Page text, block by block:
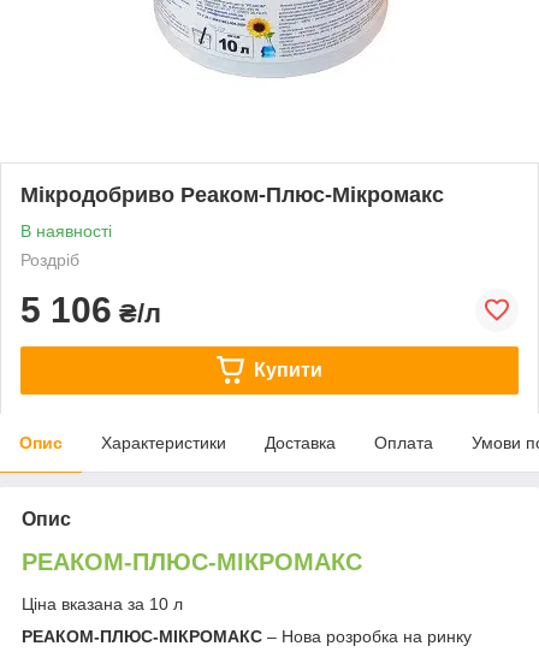
Мікродобриво Реаком-Плюс-Мікромакс
В наявності
Роздріб
5 106 ₴/л
Купити
Опис Характеристики Доставка Оплата Умови
Опис
РЕАКОМ-ПЛЮС-МІКРОМАКС
Ціна вказана за 10 л
РЕАКОМ-ПЛЮС-МІКРОМАКС – Нова розробка на ринку